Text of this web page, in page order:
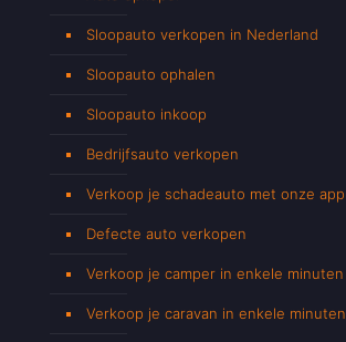
Sloopauto verkopen in Nederland
Sloopauto ophalen
Sloopauto inkoop
Bedrijfsauto verkopen
Verkoop je schadeauto met onze app
Defecte auto verkopen
Verkoop je camper in enkele minuten
Verkoop je caravan in enkele minuten